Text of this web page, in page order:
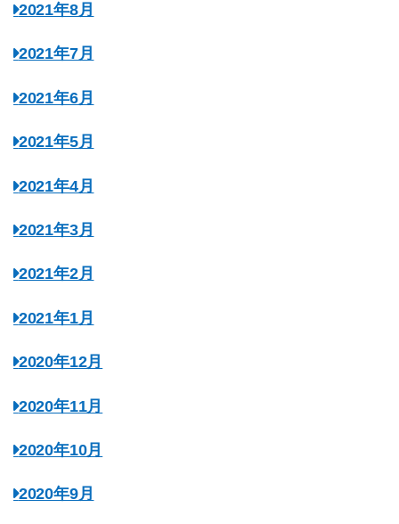
2021年8月
2021年7月
2021年6月
2021年5月
2021年4月
2021年3月
2021年2月
2021年1月
2020年12月
2020年11月
2020年10月
2020年9月